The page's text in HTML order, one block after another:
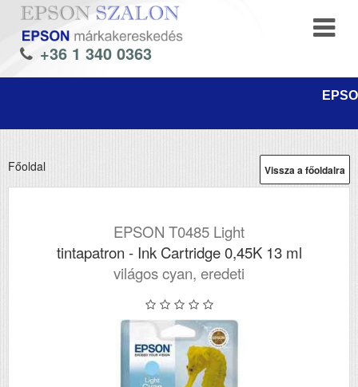
+36 1 340 0363
Vissza a főoldalra
Főoldal
EPSON T0485 Light
tintapatron - Ink Cartridge 0,45K 13 ml
világos cyan, eredeti